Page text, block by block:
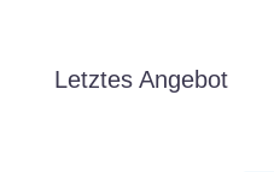
Letztes Angebot